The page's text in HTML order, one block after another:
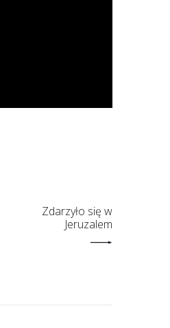
Zdarzyło się w
Jeruzalem